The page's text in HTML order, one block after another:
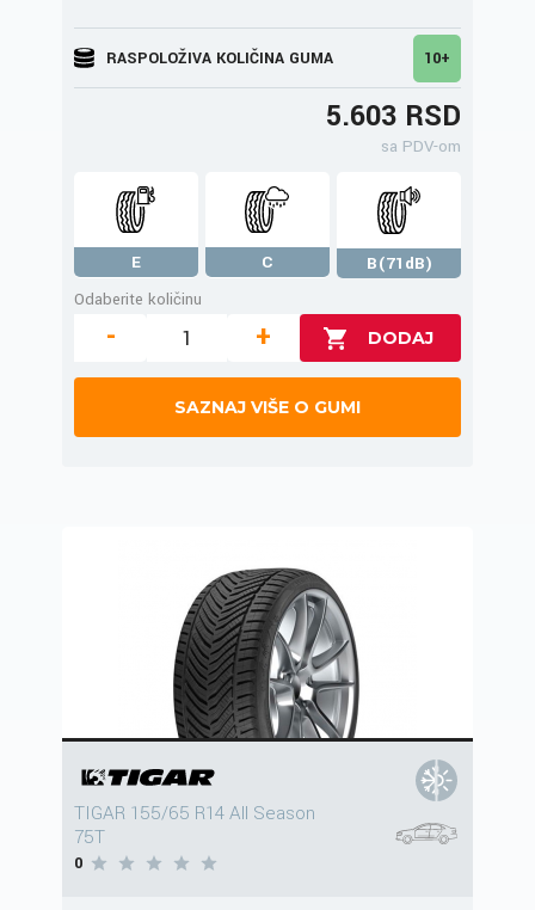
RASPOLOŽIVA KOLIČINA GUMA 10+
5.603 RSD
sa PDV-om
E C
B(71dB)
Odaberite količinu
- +
SAZNAJ VIŠE O GUMI
TIGAR 155/65 R14 All Season
75T
0